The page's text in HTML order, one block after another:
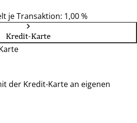
je Transaktion: 1,00 %
Kredit-Karte
der Kredit-Karte an eigenen